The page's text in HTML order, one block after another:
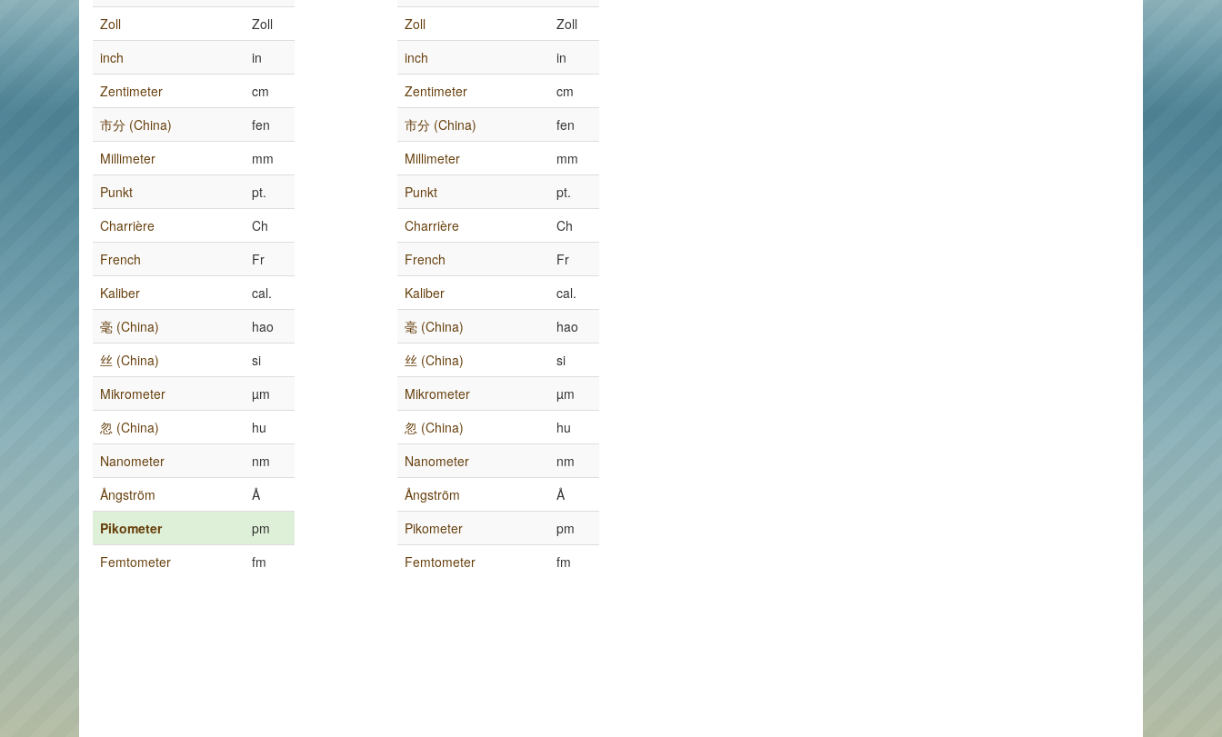
Zoll
Zoll
inch
in
Zentimeter
cm
市分 (China)
fen
Millimeter
mm
Punkt
pt.
Charrière
Ch
French
Fr
Kaliber
cal.
毫 (China)
hao
丝 (China)
si
Mikrometer
µm
忽 (China)
hu
Nanometer
nm
Ångström
Å
Pikometer
pm
Femtometer
fm
Zoll
Zoll
inch
in
Zentimeter
cm
市分 (China)
fen
Millimeter
mm
Punkt
pt.
Charrière
Ch
French
Fr
Kaliber
cal.
毫 (China)
hao
丝 (China)
si
Mikrometer
µm
忽 (China)
hu
Nanometer
nm
Ångström
Å
Pikometer
pm
Femtometer
fm